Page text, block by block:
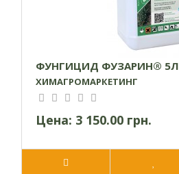
ФУНГИЦИД ФУЗАРИН® 5Л
ХИМАГРОМАРКЕТИНГ
Цена: 3 150.00 грн.